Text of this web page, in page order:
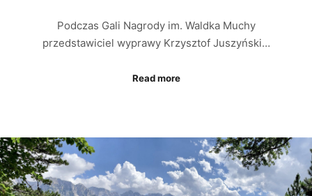
Podczas Gali Nagrody im. Waldka Muchy
przedstawiciel wyprawy Krzysztof Juszyński…
Read more